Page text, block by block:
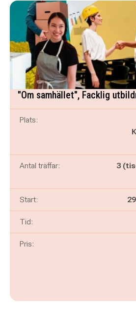
"Om samhället", Facklig
Plats:
Antal träffar:
3
Start:
Tid:
Pris: